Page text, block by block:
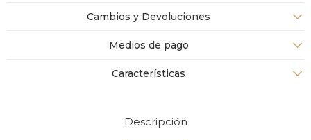
Cambios y Devoluciones
Medios de pago
Características
Descripción